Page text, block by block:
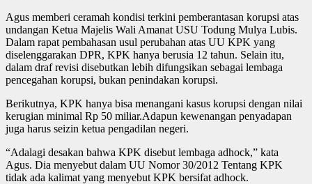
Agus memberi ceramah kondisi terkini pemberantasan korupsi atas
undangan Ketua Majelis Wali Amanat USU Todung Mulya Lubis.
Dalam rapat pembahasan usul perubahan atas UU KPK yang
diselenggarakan DPR, KPK hanya berusia 12 tahun. Selain itu,
dalam draf revisi disebutkan lebih difungsikan sebagai lembaga
pencegahan korupsi, bukan penindakan korupsi.
Berikutnya, KPK hanya bisa menangani kasus korupsi dengan nilai
kerugian minimal Rp 50 miliar.Adapun kewenangan penyadapan
juga harus seizin ketua pengadilan negeri.
“Adalagi desakan bahwa KPK disebut lembaga adhock,” kata
Agus. Dia menyebut dalam UU Nomor 30/2012 Tentang KPK
tidak ada kalimat yang menyebut KPK bersifat adhock.